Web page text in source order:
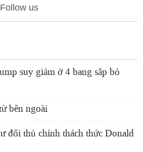
Follow us
suy giảm ở 4 bang sắp bỏ
bên ngoài
đối thủ chính thách thức Donald